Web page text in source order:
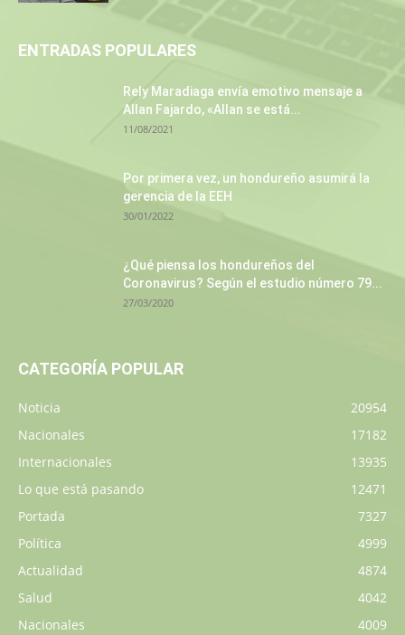
ENTRADAS POPULARES
Rely Maradiaga envía emotivo mensaje a
Allan Fajardo, «Allan se está...
11/08/2021
Por primera vez, un hondureño asumirá la
gerencia de la EEH
30/01/2022
¿Qué piensa los hondureños del
Coronavirus? Según el estudio número 79...
27/03/2020
CATEGORÍA POPULAR
Noticia
20954
Nacionales
17182
Internacionales
13935
Lo que está pasando
12471
Portada
7327
Política
4999
Actualidad
4874
Salud
4042
Nacionales
4009